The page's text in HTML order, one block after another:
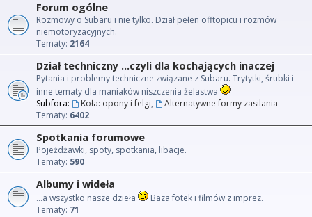
Forum ogólne
Rozmowy o Subaru i nie tylko. Dział pełen offtopicu i rozmów
niemotoryzacyjnych.
Tematy: 2164
Dział techniczny ...czyli dla kochających inaczej
Pytania i problemy techniczne związane z Subaru. Trytytki, śrubki i
inne tematy dla maniaków niszczenia żelastwa
Subfora:
Koła: opony i felgi,
Alternatywne formy zasilania
Tematy: 6402
Spotkania forumowe
Pojeżdżawki, spoty, spotkania, libacje.
Tematy: 590
Albumy i wideła
...a wszystko nasze dzieła
Baza fotek i filmów z imprez.
Tematy: 71